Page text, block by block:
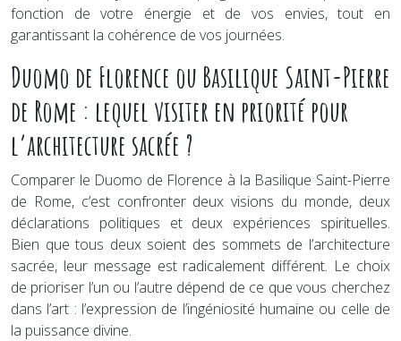
fonction de votre énergie et de vos envies, tout en
garantissant la cohérence de vos journées.
Duomo de Florence ou Basilique Saint-Pierre
de Rome : lequel visiter en priorité pour
l’architecture sacrée ?
Comparer le Duomo de Florence à la Basilique Saint-Pierre
de Rome, c’est confronter deux visions du monde, deux
déclarations politiques et deux expériences spirituelles.
Bien que tous deux soient des sommets de l’architecture
sacrée, leur message est radicalement différent. Le choix
de prioriser l’un ou l’autre dépend de ce que vous cherchez
dans l’art : l’expression de l’ingéniosité humaine ou celle de
la puissance divine.